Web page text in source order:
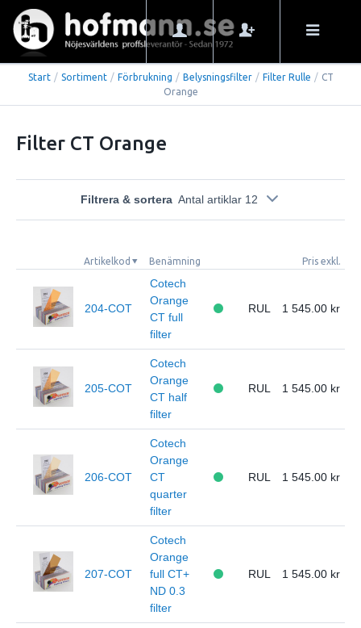
Start / Sortiment / Förbrukning / Belysningsfilter / Filter Rulle / CT
Orange
Filter CT Orange
Filtrera & sortera Antal artiklar 12
Artikelkod Benämning Pris exkl.
204-COT
Cotech
Orange
CT full
filter
RUL 1 545.00
205-COT
Cotech
Orange
CT half
filter
RUL 1 545.00
206-COT
Cotech
Orange
CT
quarter
filter
RUL 1 545.00
207-COT
Cotech
Orange
full CT+
ND 0.3
filter
RUL 1 545.00